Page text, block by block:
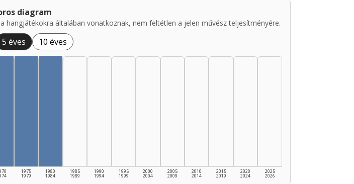
diagram
általában vonatkoznak, nem feltétlen a jelen művész teljesítményére.
5 éves 10 éves
1975
1979
1980
1984
1985
1989
1990
1994
1995
1999
2000
2004
2005
2009
2010
2014
2015
2019
2020
2024
2025
2026